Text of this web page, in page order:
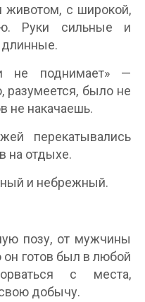
животом, с широкой,
Руки сильные и
длинные.
не поднимает» —
разумеется, было не
не накачаешь.
перекатывались
на отдыхе.
и небрежный.
позу, от мужчины
готов был в любой
с места,
свою добычу.